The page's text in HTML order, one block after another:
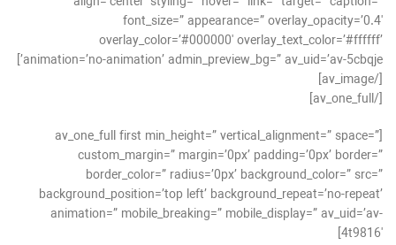
font_size=” appearance=” overlay_opacity=’0.4′
overlay_color=’#000000′ overlay_text_color=’#ffffff’
animation=’no-animation’ admin_preview_bg=” av_uid=’av-5cbqje’]
[/av_image]
[/av_one_full]
[av_one_full first min_height=” vertical_alignment=” space=”
custom_margin=” margin=’0px’ padding=’0px’ border=”
border_color=” radius=’0px’ background_color=” src=”
background_position=’top left’ background_repeat=’no-repeat’
animation=” mobile_breaking=” mobile_display=” av_uid=’av-
4t9816′]